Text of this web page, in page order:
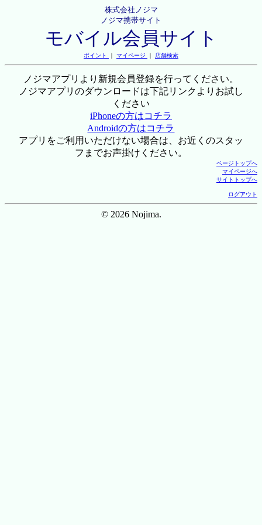
株式会社ノジマ
ノジマ携帯サイト
モバイル会員サイト
ポイント ｜ マイページ ｜ 店舗検索
ノジマアプリより新規会員登録を行ってください。
ノジマアプリのダウンロードは下記リンクよりお試し
ください
iPhoneの方はコチラ
Androidの方はコチラ
アプリをご利用いただけない場合は、お近くのスタッ
フまでお声掛けください。
ページトップへ
マイページへ
サイトトップへ
ログアウト
© 2026 Nojima.